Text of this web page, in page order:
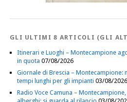
GLI ULTIMI 8 ARTICOLI (GLI
Itinerari e Luoghi – Montecampione
in quota 07/08/2026
Giornale di Brescia – Montecampione:
tempi lunghi per gli impianti 03/08/2026
Radio Voce Camuna –